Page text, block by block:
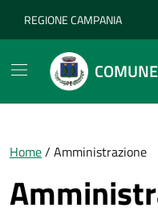
REGIONE CAMPANIA
Home/ Amministrazione